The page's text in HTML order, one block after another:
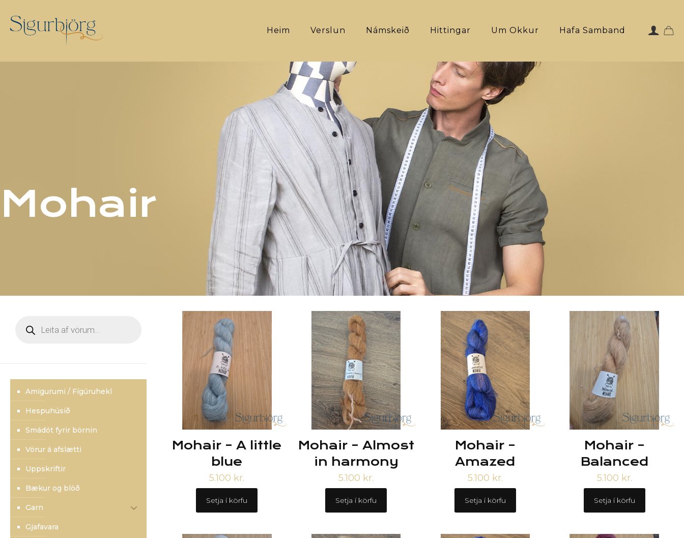
Heim Verslun Námskeið Hittingar Um Okkur Hafa Samband
Mohair
Mohair – A little
blue
5.100 kr.
Setja í körfu
Mohair – Almost
in harmony
5.100 kr.
Setja í körfu
Mohair –
Amazed
5.100 kr.
Setja í körfu
Mohair –
Balanced
5.100 kr.
Setja í körfu
search
Amigurumi / Fígúruhekl
Hespuhúsið
Smádót fyrir börnin
Vörur á afslætti
Uppskriftir
Bækur og blöð
Garn
Gjafavara